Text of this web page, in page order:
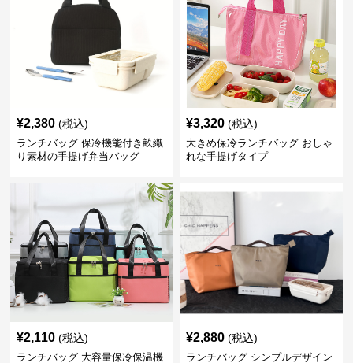
¥2,380 (税込)
ランチバッグ 保冷機能付き畝織
り素材の手提げ弁当バッグ
¥3,320 (税込)
大きめ保冷ランチバッグ おしゃ
れな手提げタイプ
¥2,110 (税込)
ランチバッグ 大容量保冷保温機
¥2,880 (税込)
ランチバッグ シンプルデザイン